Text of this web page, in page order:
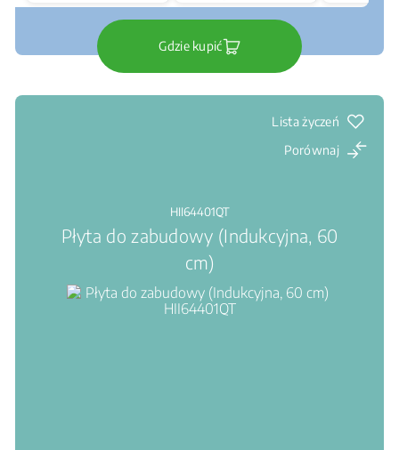
Gdzie kupić
Lista życzeń
Porównaj
HII64401QT
Płyta do zabudowy (Indukcyjna, 60
cm)